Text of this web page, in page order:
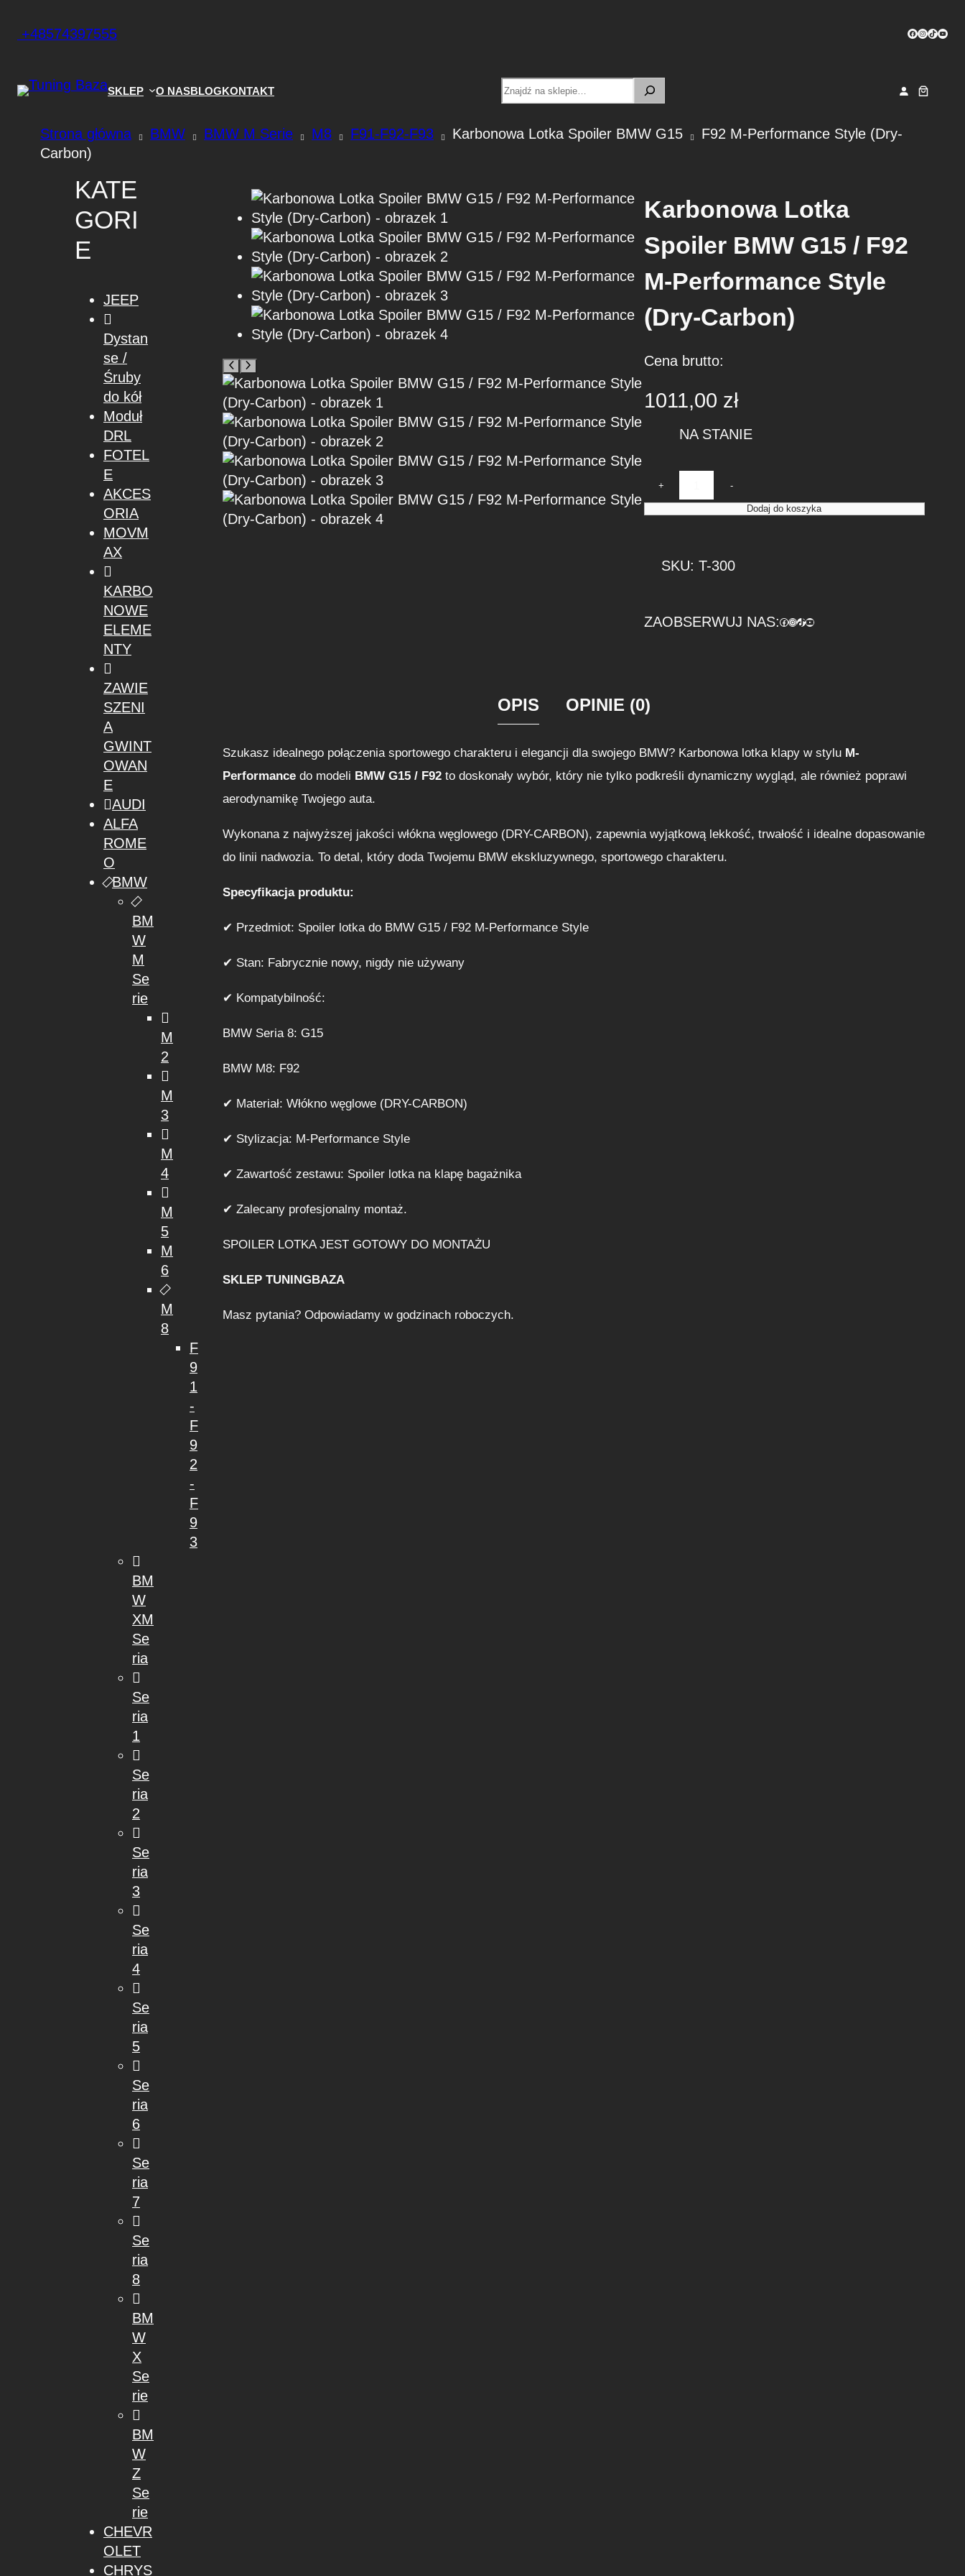
+48574397555 Facebook
Instagram
TikTok
SKLEP O NASBLOGKONTAKT Search
Strona główna BMW BMW M Serie M8 F91-F92-F93 Karbonowa Lotka Spoiler BMW G15
F92 M-Performance Style (Dry-
Carbon)
KATE
GORI
E
JEEP
Dystan
se /
Śruby
do kół
Moduł
DRL
FOTEL
E
AKCES
ORIA
MOVM
AX
KARBO
NOWE
ELEME
NTY
ZAWIE
SZENI
A
GWINT
OWAN
E
AUDI
ALFA
ROME
O
BMW
BM
W
M
Se
rie
M
2
M
3
M
4
M
5
M
6
M
8
F
9
1
-
F
9
2
-
F
9
3
BM
W
XM
Se
ria
Se
ria
1
Se
ria
2
Se
ria
3
Se
ria
4
Se
ria
5
Se
ria
6
Se
ria
7
Se
ria
8
BM
W
X
Se
rie
BM
W
Z
Se
rie
CHEVR
OLET
CHRYS
Karbonowa Lotka
Spoiler BMW G15 / F92
M-Performance Style
(Dry-Carbon)
Cena brutto:
1011,00 zł
NA STANIE
l
o
r
w
L
o
a
p
-
+
Dodaj do koszyka
SKU: T-300
ZAOBSERWUJ NAS:Facebook https://www.instagram.com/tuningbaza.pl https://www.tiktok.com/@tuningbaza.pl YouTube
OPIS OPINIE (0)
Szukasz idealnego połączenia sportowego charakteru i elegancji dla swojego BMW? Karbonowa lotka klapy w stylu M-
Performance do modeli BMW G15 / F92 to doskonały wybór, który nie tylko podkreśli dynamiczny wygląd, ale również poprawi
aerodynamikę Twojego auta.
Wykonana z najwyższej jakości włókna węglowego (DRY-CARBON), zapewnia wyjątkową lekkość, trwałość i idealne dopasowanie
do linii nadwozia. To detal, który doda Twojemu BMW ekskluzywnego, sportowego charakteru.
Specyfikacja produktu:
✔ Przedmiot: Spoiler lotka do BMW G15 / F92 M-Performance Style
✔ Stan: Fabrycznie nowy, nigdy nie używany
✔ Kompatybilność:
BMW Seria 8: G15
BMW M8: F92
✔ Materiał: Włókno węglowe (DRY-CARBON)
✔ Stylizacja: M-Performance Style
✔ Zawartość zestawu: Spoiler lotka na klapę bagażnika
✔ Zalecany profesjonalny montaż.
SPOILER LOTKA JEST GOTOWY DO MONTAŻU
SKLEP TUNINGBAZA
Masz pytania? Odpowiadamy w godzinach roboczych.